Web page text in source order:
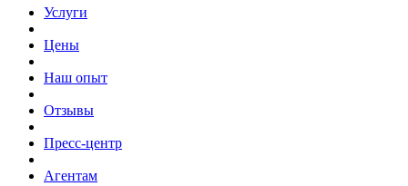
Услуги
Цены
Наш опыт
Отзывы
Пресс-центр
Агентам